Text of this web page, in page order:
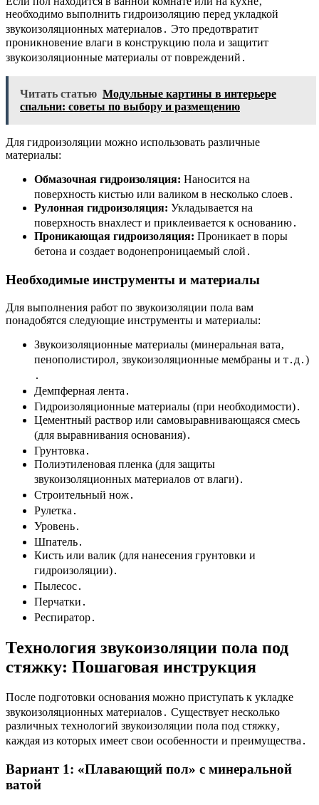
необходимо выполнить гидроизоляцию перед укладкой
звукоизоляционных материалов․ Это предотвратит
проникновение влаги в конструкцию пола и защитит
звукоизоляционные материалы от повреждений․
Читать статью Модульные картины в интерьере
спальни: советы по выбору и размещению
Для гидроизоляции можно использовать различные
материалы:
Обмазочная гидроизоляция: Наносится на
поверхность кистью или валиком в несколько слоев․
Рулонная гидроизоляция: Укладывается на
поверхность внахлест и приклеивается к основанию․
Проникающая гидроизоляция: Проникает в поры
бетона и создает водонепроницаемый слой․
Необходимые инструменты и материалы
Для выполнения работ по звукоизоляции пола вам
понадобятся следующие инструменты и материалы:
Звукоизоляционные материалы (минеральная вата‚
пенополистирол‚ звукоизоляционные мембраны и т․д․)
․
Демпферная лента․
Гидроизоляционные материалы (при необходимости)․
Цементный раствор или самовыравнивающаяся смесь
(для выравнивания основания)․
Грунтовка․
Полиэтиленовая пленка (для защиты
звукоизоляционных материалов от влаги)․
Строительный нож․
Рулетка․
Уровень․
Шпатель․
Кисть или валик (для нанесения грунтовки и
гидроизоляции)․
Пылесос․
Перчатки․
Респиратор․
Технология звукоизоляции пола под
стяжку: Пошаговая инструкция
После подготовки основания можно приступать к укладке
звукоизоляционных материалов․ Существует несколько
различных технологий звукоизоляции пола под стяжку‚
каждая из которых имеет свои особенности и преимущества․
Вариант 1: «Плавающий пол» с минеральной
ватой